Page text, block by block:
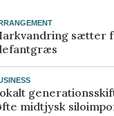
sætter
midtjysk